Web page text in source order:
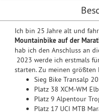
Ich bin 25 Jahre alt und
Mountainbike auf der
hab ich den Anschluss an
2023 werde ich erstmals
starten. Zu meinen größten
Sieg Bike Transalp
Platz 38 XCM-WM
Platz 9 Alpentour
Platz 17 UCI MTB